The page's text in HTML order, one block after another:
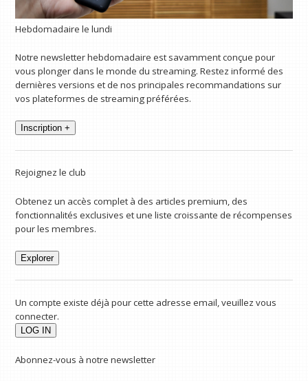
Hebdomadaire le lundi
Notre newsletter hebdomadaire est savamment conçue pour
vous plonger dans le monde du streaming. Restez informé des
dernières versions et de nos principales recommandations sur
vos plateformes de streaming préférées.
Inscription +
Rejoignez le club
Obtenez un accès complet à des articles premium, des
fonctionnalités exclusives et une liste croissante de récompenses
pour les membres.
Explorer
Un compte existe déjà pour cette adresse email, veuillez vous
connecter.
Abonnez-vous à notre newsletter